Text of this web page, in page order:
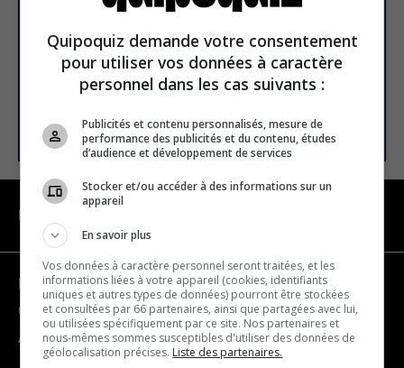
Email address
SUBSCRIBE
Become a partner
Contact us
About us
Quipoquiz demande votre consentement
pour utiliser vos données à caractère
personnel dans les cas suivants :
Publicités et contenu personnalisés, mesure de
performance des publicités et du contenu, études
d’audience et développement de services
Stocker et/ou accéder à des informations sur un
appareil
En savoir plus
Vos données à caractère personnel seront traitées, et les
informations liées à votre appareil (cookies, identifiants
uniques et autres types de données) pourront être stockées
et consultées par 66 partenaires, ainsi que partagées avec lui,
ou utilisées spécifiquement par ce site. Nos partenaires et
nous-mêmes sommes susceptibles d'utiliser des données de
géolocalisation précises. Liste des partenaires.